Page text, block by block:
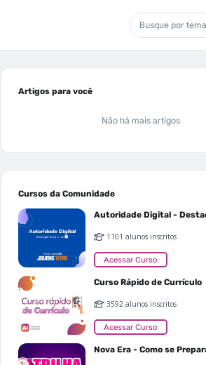
Artigos para você
Não há mais artigos
Cursos da Comunidade
1101 alunos inscritos
Acessar Curso
Curso Rápido de Currículo
3592 alunos inscritos
Acessar Curso